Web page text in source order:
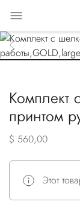
Комплект
принтом
$ 560,00
Этот